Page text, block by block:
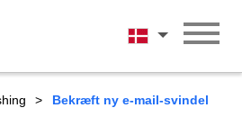
Dansk
Bekræft ny e-mail-svindel